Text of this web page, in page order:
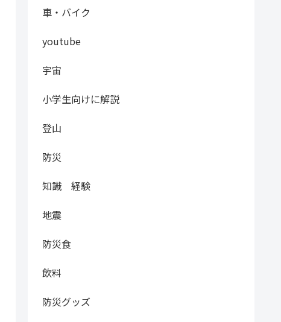
車・バイク
youtube
宇宙
小学生向けに解説
登山
防災
知識 経験
地震
防災食
飲料
防災グッズ